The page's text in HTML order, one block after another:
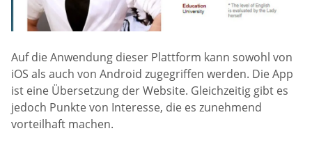
Auf die Anwendung dieser Plattform kann sowohl von
iOS als auch von Android zugegriffen werden. Die App
ist eine Übersetzung der Website. Gleichzeitig gibt es
jedoch Punkte von Interesse, die es zunehmend
vorteilhaft machen.